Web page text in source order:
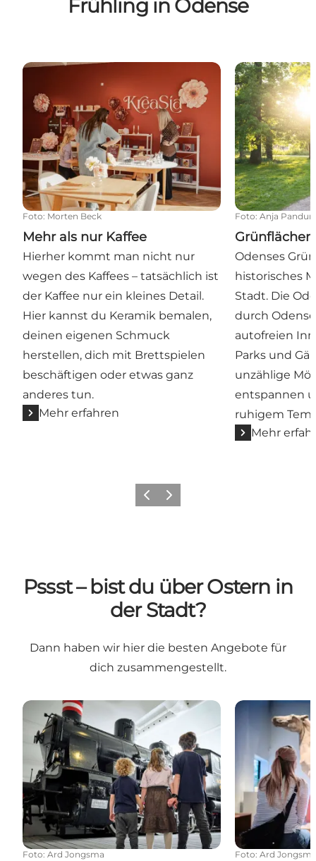
Frühling in Odense
Mehr als nur Kaffee
Foto: Morten Beck
Mehr als nur Kaffee
Hierher kommt man nicht nur
wegen des Kaffees – tatsächlich ist
der Kaffee nur ein kleines Detail.
Hier kannst du Keramik bemalen,
deinen eigenen Schmuck
herstellen, dich mit Brettspielen
beschäftigen oder etwas ganz
anderes tun.
Mehr erfahren
Grünflächen
Foto: Anja
Odenses
historisches
Stadt. Die
durch
autofreien
Parks und
unzählige
entspannen
ruhigem
Mehr
ZurückWeiter
Pssst – bist du über Ostern in
der Stadt?
Dann haben wir hier die besten Angebote für
dich zusammengestellt.
Osterurlaub mit der Familie
Foto: Ard Jongsma
Anne Marie
Foto: Ard